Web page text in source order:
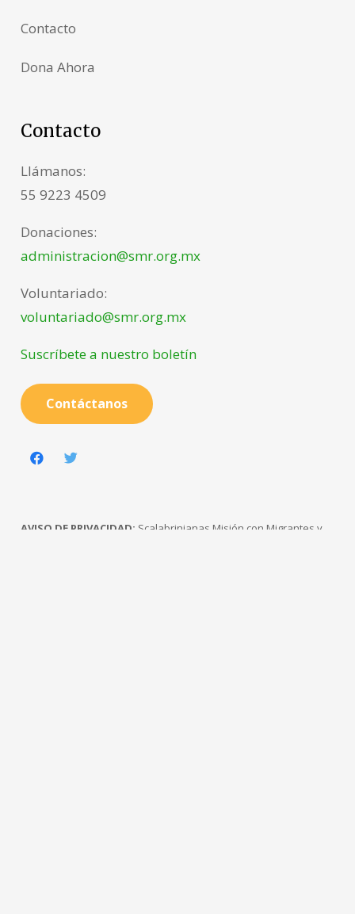
Contacto
Dona Ahora
Contacto
Llámanos:
55 9223 4509
Donaciones:
administracion@smr.org.mx
Voluntariado:
voluntariado@smr.org.mx
Suscríbete a nuestro boletín
Contáctanos
AVISO DE PRIVACIDAD: Scalabrinianas Misión con Migrantes y